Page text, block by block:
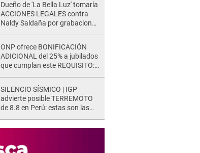
Dueño de 'La Bella Luz' tomaría
ACCIONES LEGALES contra
Naldy Saldaña por grabaciones
ONP ofrece BONIFICACIÓN
ADICIONAL del 25% a jubilados
que cumplan este REQUISITO:
SILENCIO SÍSMICO | IGP
advierte posible TERREMOTO
de 8.8 en Perú: estas son las